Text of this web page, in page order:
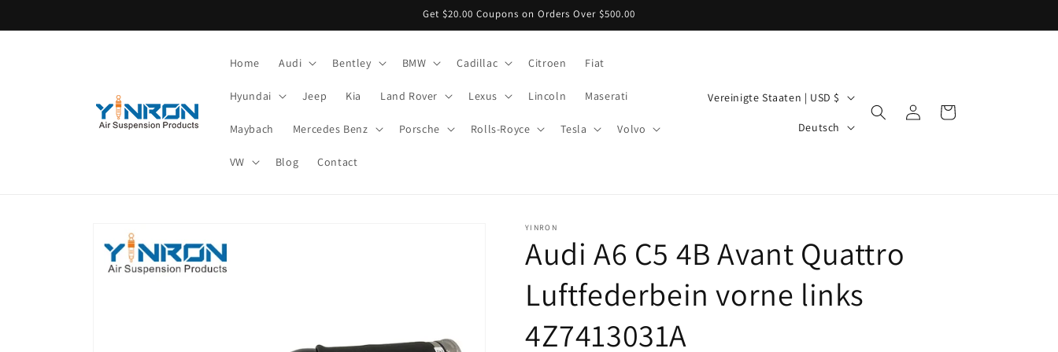
springen
Get $20.00 Coupons on Orders Over $500.00
Home Audi Bentley BMW Cadillac Citroen Fiat
Hyundai Jeep Kia Land Rover Lexus Lincoln Maserati
Maybach Mercedes Benz Porsche Rolls-Royce Tesla Volvo
VW Blog Contact
e
g
i
o
Vereinigte Staaten | USD $
h
e
Deutsch
EinloggenWarenkorb
Springe zu den
Produktinformationen
YINRON
Audi A6 C5 4B Avant Quattro
Luftfederbein vorne links
4Z7413031A